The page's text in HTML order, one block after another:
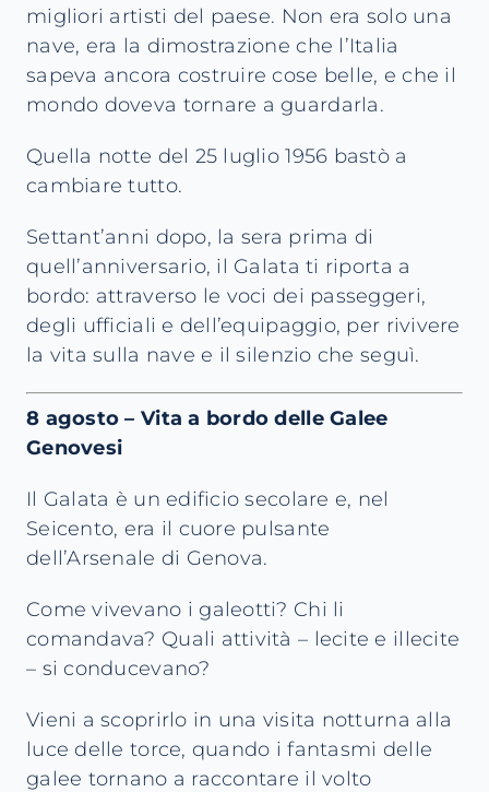
migliori artisti del paese. Non era solo una
nave, era la dimostrazione che l’Italia
sapeva ancora costruire cose belle, e che il
mondo doveva tornare a guardarla.
Quella notte del 25 luglio 1956 bastò a
cambiare tutto.
Settant’anni dopo, la sera prima di
quell’anniversario, il Galata ti riporta a
bordo: attraverso le voci dei passeggeri,
degli ufficiali e dell’equipaggio, per rivivere
la vita sulla nave e il silenzio che seguì.
8 agosto – Vita a bordo delle Galee
Genovesi
Il Galata è un edificio secolare e, nel
Seicento, era il cuore pulsante
dell’Arsenale di Genova.
Come vivevano i galeotti? Chi li
comandava? Quali attività – lecite e illecite
– si conducevano?
Vieni a scoprirlo in una visita notturna alla
luce delle torce, quando i fantasmi delle
galee tornano a raccontare il volto